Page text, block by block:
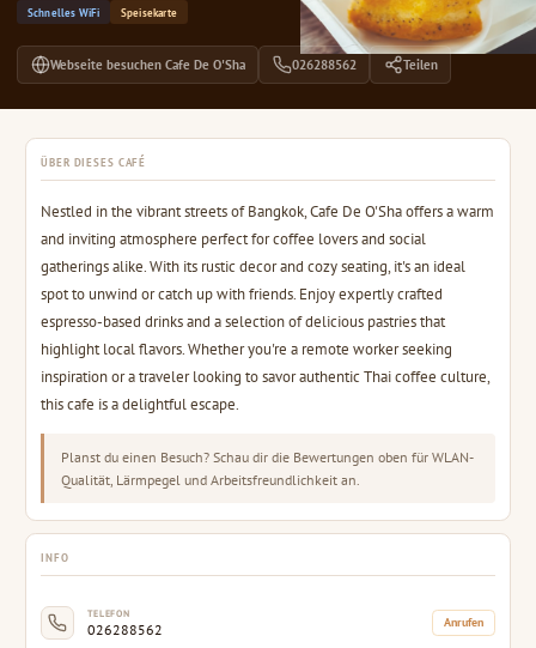
Schnelles WiFi Speisekarte
Webseite besuchen Cafe De O'Sha 026288562 Teilen
ÜBER DIESES CAFÉ
Nestled in the vibrant streets of Bangkok, Cafe De O'Sha offers a warm
and inviting atmosphere perfect for coffee lovers and social
gatherings alike. With its rustic decor and cozy seating, it's an ideal
spot to unwind or catch up with friends. Enjoy expertly crafted
espresso-based drinks and a selection of delicious pastries that
highlight local flavors. Whether you're a remote worker seeking
inspiration or a traveler looking to savor authentic Thai coffee culture,
this cafe is a delightful escape.
Planst du einen Besuch? Schau dir die Bewertungen oben für WLAN-
Qualität, Lärmpegel und Arbeitsfreundlichkeit an.
INFO
TELEFON
026288562 Anrufen